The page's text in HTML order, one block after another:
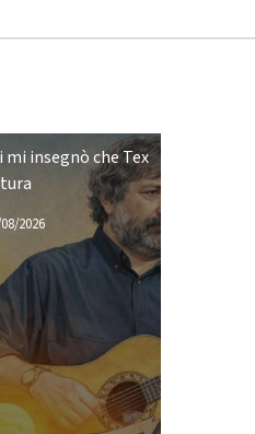
mi insegnò che Tex
2026